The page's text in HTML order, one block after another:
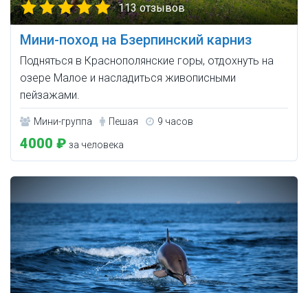
113 отзывов
Мини-поход на Бзерпинский карниз
Подняться в Краснополянские горы, отдохнуть на
озере Малое и насладиться живописными
пейзажами.
Мини-группа Пешая 9 часов
4000 ₽ за человека